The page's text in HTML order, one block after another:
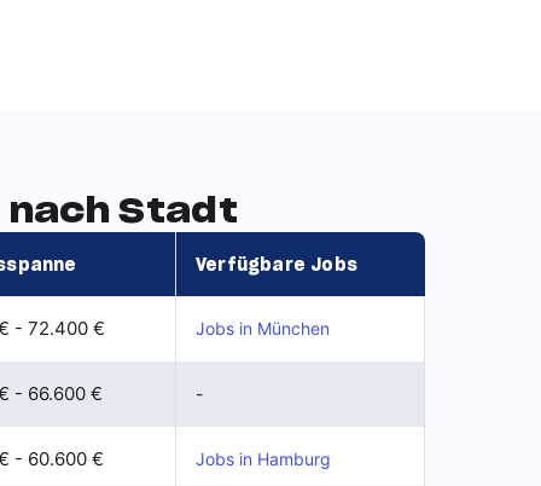
nach Stadt
Verfügbare Jobs
- 72.400 € Jobs in München
- 66.600 € -
- 60.600 € Jobs in Hamburg